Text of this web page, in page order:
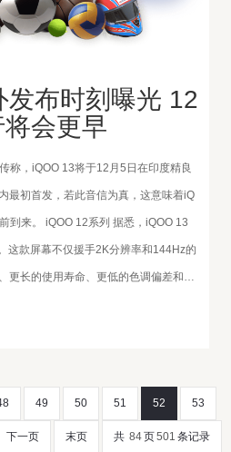
发布时刻曝光 12
会更早
称，iQOO 13将于12月5日在印度精良
最初首发，若此音信为真，这意味着iQ
到来。 iQOO 12系列 据悉，iQOO 13
这款屏幕不仅援手2K分辨率和144Hz的
更长的使用寿命、更低的色调偏差和更
49 50 51 52 53
下一页 末页 共 84页501 条记录